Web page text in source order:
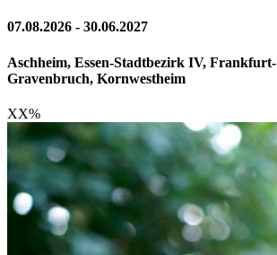
07.08.2026 - 30.06.2027
Aschheim, Essen-Stadtbezirk IV, Frankfurt-
Gravenbruch, Kornwestheim
XX%